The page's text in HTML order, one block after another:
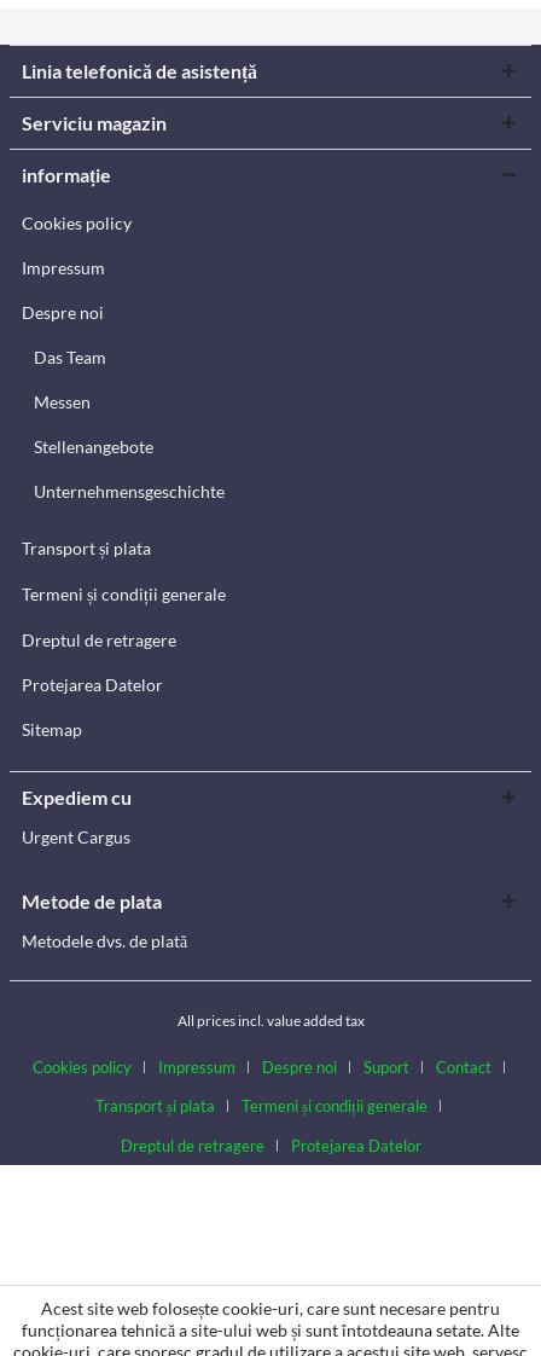
Linia telefonică de asistență
Serviciu magazin
informație
Cookies policy
Impressum
Despre noi
Das Team
Messen
Stellenangebote
Unternehmensgeschichte
Transport și plata
Termeni și condiții generale
Dreptul de retragere
Protejarea Datelor
Sitemap
Expediem cu
Urgent Cargus
Metode de plata
Metodele dvs. de plată
All prices incl. value added tax
Cookies policy Impressum Despre noi Suport
Contact
Transport și plata
Termeni și condiții generale
Dreptul de retragere Protejarea Datelor
Acest site web folosește cookie-uri, care sunt necesare pentru
funcționarea tehnică a site-ului web și sunt întotdeauna setate. Alte
cookie-uri, care sporesc gradul de utilizare a acestui site web, servesc